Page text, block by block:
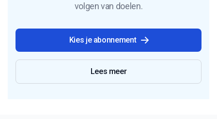
volgen van doelen.
Kies je abonnement
Lees meer